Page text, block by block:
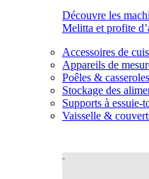
Découvre les
Melitta et profite
Accessoires de
Appareils de
Poêles & casseroles
Stockage des
Supports à essuie-
Vaisselle &